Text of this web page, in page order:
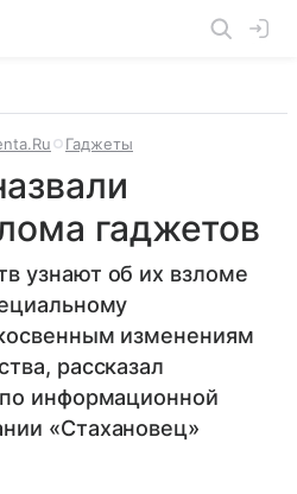
Гаджеты
гаджетов
узнают об их взломе
изменениям
рассказал
информационной
«Стахановец»